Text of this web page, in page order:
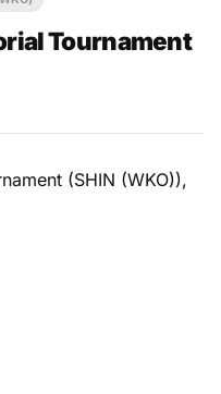
Tournament
(SHIN (WKO)),